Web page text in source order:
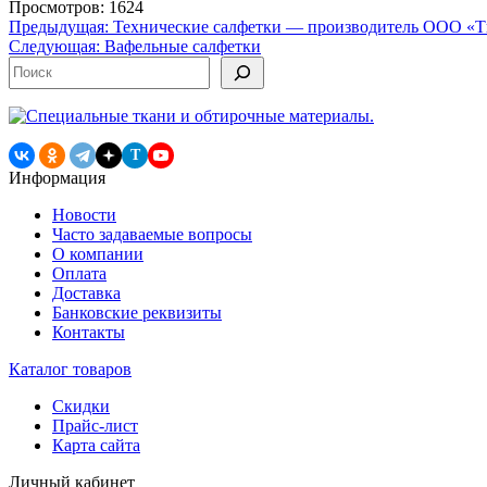
Просмотров: 1624
Навигация
по
записям
Предыдущая: Технические салфетки — производитель ООО
Следующая: Вафельные салфетки
Поиск
T
Информация
Новости
Часто задаваемые вопросы
О компании
Оплата
Доставка
Банковские реквизиты
Контакты
Каталог товаров
Скидки
Прайс-лист
Карта сайта
Личный кабинет